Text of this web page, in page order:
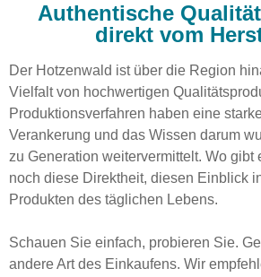
Authentische
direkt vom
Der Hotzenwald ist über die Region
Vielfalt von hochwertigen
Produktionsverfahren haben eine
Verankerung und das Wissen darum
zu Generation weitervermittelt. Wo gibt
noch diese Direktheit, diesen Einblick
Produkten des täglichen Lebens.
Schauen Sie einfach, probieren Sie.
andere Art des Einkaufens. Wir